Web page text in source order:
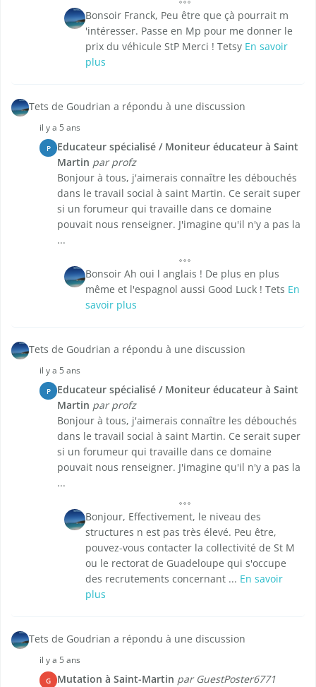
Bonsoir Franck, Peu être que çà pourrait m
'intéresser. Passe en Mp pour me donner le
prix du véhicule StP Merci ! Tetsy En savoir
plus
Tets de Goudrian a répondu à une discussion
il y a 5 ans
P
Educateur spécialisé / Moniteur éducateur à Saint
Martin par profz
Bonjour à tous, j'aimerais connaître les débouchés
dans le travail social à saint Martin. Ce serait super
si un forumeur qui travaille dans ce domaine
pouvait nous renseigner. J'imagine qu'il n'y a pas la
...
Bonsoir Ah oui l anglais ! De plus en plus
même et l'espagnol aussi Good Luck ! Tets En
savoir plus
Tets de Goudrian a répondu à une discussion
il y a 5 ans
P
Educateur spécialisé / Moniteur éducateur à Saint
Martin par profz
Bonjour à tous, j'aimerais connaître les débouchés
dans le travail social à saint Martin. Ce serait super
si un forumeur qui travaille dans ce domaine
pouvait nous renseigner. J'imagine qu'il n'y a pas la
...
Bonjour, Effectivement, le niveau des
structures n est pas très élevé. Peu être,
pouvez-vous contacter la collectivité de St M
ou le rectorat de Guadeloupe qui s'occupe
des recrutements concernant ... En savoir
plus
Tets de Goudrian a répondu à une discussion
il y a 5 ans
G Mutation à Saint-Martin par GuestPoster6771